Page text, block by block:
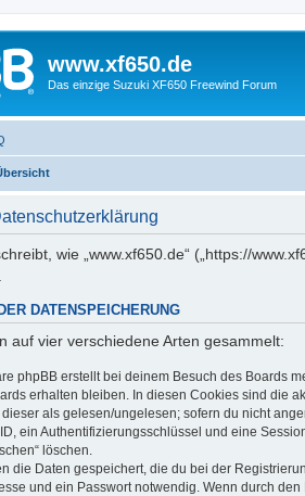
www.xf650.de
Das einzige Suzuki XF650 Freewind Forum
wie „www.xf650.de“ („https://
DATENSPEICHERUNG
auf vier verschiedene Arten gesammelt:
phpBB erstellt bei deinem Besuch des Boards
erhalten bleiben. In diesen Cookies sind die
als gelesen/ungelesen; sofern du nicht
ein Authentifizierungsschlüssel und eine
löschen.
die Daten gespeichert, die du bei der
und ein Passwort notwendig. Wenn durch